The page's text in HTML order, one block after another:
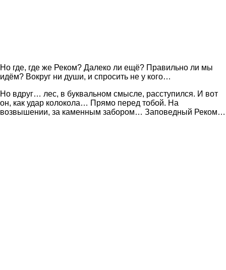
Но где, где же Реком? Далеко ли ещё? Правильно ли мы
идём? Вокруг ни души, и спросить не у кого…
Но вдруг… лес, в буквальном смысле, расступился. И вот
он, как удар колокола… Прямо перед тобой. На
возвышении, за каменным забором… Заповедный Реком…